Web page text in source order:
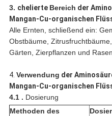
3. chelierte Bereich der
Mangan-Cu-organischen
Alle Ernten, schließend ein:
Obstbäume,
Gärten, Zierpflanzen und
4. Verwendung der
Mangan-Cu-organischen
4.1 . Dosierung
Methoden des